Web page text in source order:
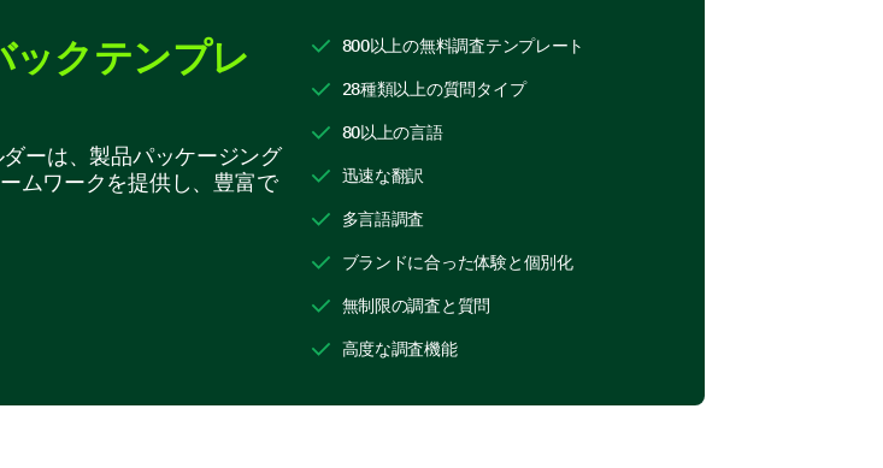
るのが難しい
が難しい
ックテンプレ
ーは、製品パッケージング
ムワークを提供し、豊富で
800以上の無料調査テンプレート
28種類以上の質問タイプ
80以上の言語
迅速な翻訳
多言語調査
ブランドに合った体験と個別化
無制限の調査と質問
高度な調査機能